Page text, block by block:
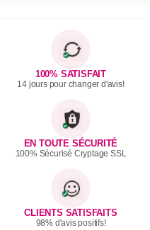
100% SATISFAIT
14 jours pour changer d'avis!
EN TOUTE SÉCURITÉ
100% Sécurisé Cryptage SSL
CLIENTS SATISFAITS
98% d'avis positifs!